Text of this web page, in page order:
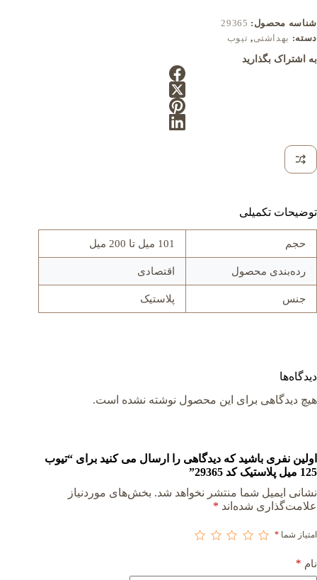
شناسه محصول: 29365
دسته: بهداشتی, تیوب
به اشتراک بگذارید
توضیحات تکمیلی
حجم 101 میل تا 200 میل
رده‌بندی محصول اقتصادی
جنس پلاستیک
دیدگاه‌ها
هیچ دیدگاهی برای این محصول نوشته نشده است.
اولین نفری باشید که دیدگاهی را ارسال می کنید برای “تیوب
125 میل پلاستیک کد 29365”
نشانی ایمیل شما منتشر نخواهد شد. بخش‌های موردنیاز
علامت‌گذاری شده‌اند *
امتیاز شما *
نام *